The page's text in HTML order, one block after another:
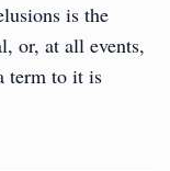
is the
or, at all events,
term to it is